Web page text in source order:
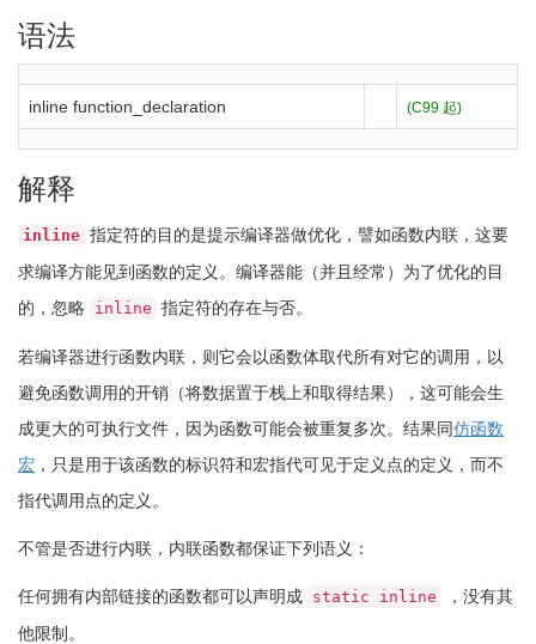
语法
inline function_declaration (C99 起)
解释
inline 指定符的目的是提示编译器做优化，譬如函数内联，这要
求编译方能见到函数的定义。编译器能（并且经常）为了优化的目
的，忽略 inline 指定符的存在与否。
若编译器进行函数内联，则它会以函数体取代所有对它的调用，以
避免函数调用的开销（将数据置于栈上和取得结果），这可能会生
成更大的可执行文件，因为函数可能会被重复多次。结果同仿函数
宏 ，只是用于该函数的标识符和宏指代可见于定义点的定义，而不
指代调用点的定义。
不管是否进行内联，内联函数都保证下列语义：
任何拥有内部链接的函数都可以声明成 static inline
，没有其
他限制。